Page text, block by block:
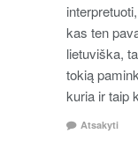
kas ten
lietuviška,
tokią
kuria ir taip
Atsakyti